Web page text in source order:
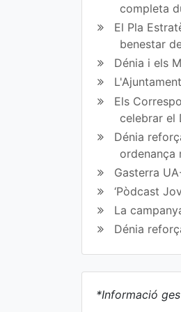
ce
bo
ok
itt
er
completa
El Pla
benestar
Dénia i els
Els
celebrar el
Dénia
ordenança
Gasterra
‘Pòdcast
La
Dénia
*Informació